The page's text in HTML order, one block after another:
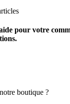
pour votre
boutique ?